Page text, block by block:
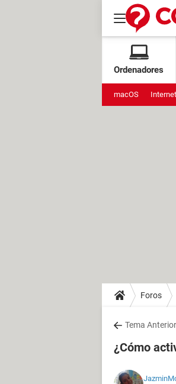
Ordenadores
macOS Internet
Foros
Tema Anterior
¿Cómo